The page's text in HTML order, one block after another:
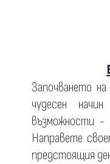
Започването
чудесен
възможности -
Направете
предстоящия